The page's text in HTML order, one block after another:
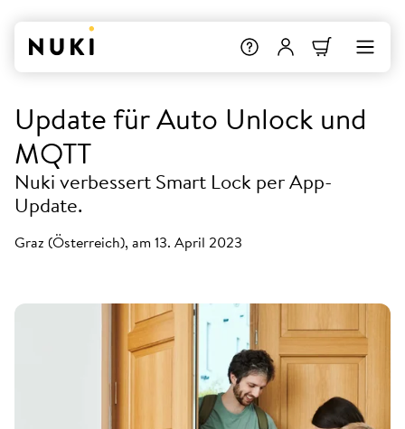
Update für Auto Unlock und
MQTT
Nuki verbessert Smart Lock per App-
Update.
Graz (Österreich), am 13. April 2023